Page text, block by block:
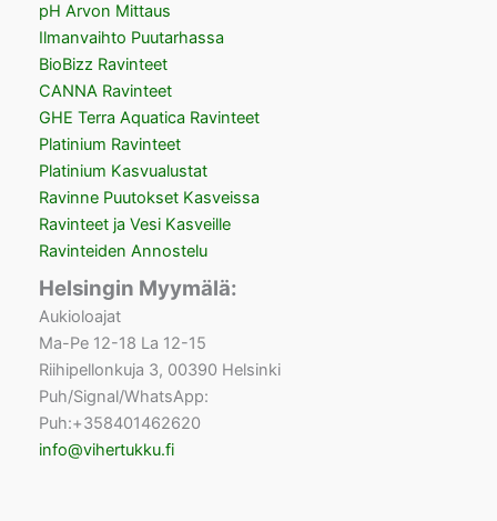
pH Arvon Mittaus
Ilmanvaihto Puutarhassa
BioBizz Ravinteet
CANNA Ravinteet
GHE Terra Aquatica Ravinteet
Platinium Ravinteet
Platinium Kasvualustat
Ravinne Puutokset Kasveissa
Ravinteet ja Vesi Kasveille
Ravinteiden Annostelu
Helsingin Myymälä:
Aukioloajat
Ma-Pe 12-18 La 12-15
Riihipellonkuja 3, 00390 Helsinki
Puh/Signal/WhatsApp:
Puh:+358401462620
info@vihertukku.fi